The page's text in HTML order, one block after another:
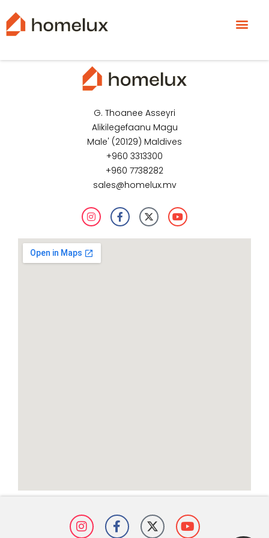
G. Thoanee Asseyri
Alikilegefaanu Magu
Male' (20129) Maldives
+960 3313300
+960 7738282
sales@homelux.mv